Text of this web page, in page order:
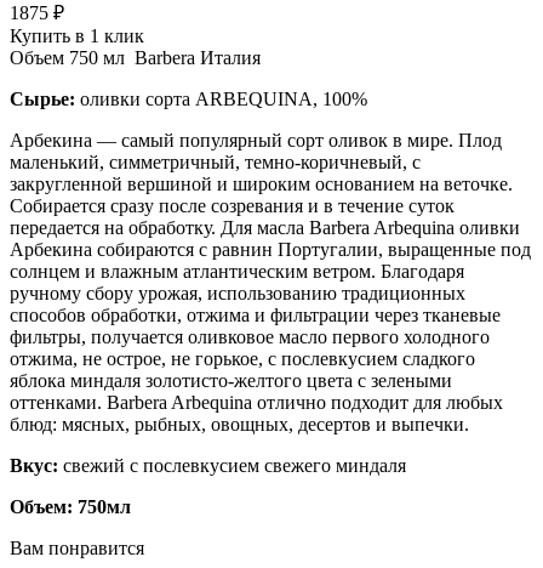
1875 ₽
Купить в 1 клик
Объем 750 мл Barbera Италия
Сырье: оливки сорта ARBEQUINA, 100%
Арбекина — самый популярный сорт оливок в мире. Плод
маленький, симметричный, темно-коричневый, с
закругленной вершиной и широким основанием на веточке.
Собирается сразу после созревания и в течение суток
передается на обработку. Для масла Barbera Arbequina оливки
Арбекина собираются с равнин Португалии, выращенные под
солнцем и влажным атлантическим ветром. Благодаря
ручному сбору урожая, использованию традиционных
способов обработки, отжима и фильтрации через тканевые
фильтры, получается оливковое масло первого холодного
отжима, не острое, не горькое, с послевкусием сладкого
яблока миндаля золотисто-желтого цвета с зелеными
оттенками. Barbera Arbequina отлично подходит для любых
блюд: мясных, рыбных, овощных, десертов и выпечки.
Вкус: свежий с послевкусием свежего миндаля
Объем: 750мл
Вам понравится